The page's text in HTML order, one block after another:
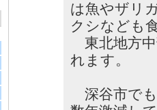
は魚やザリ
クシなども
東北地方中
れます。
深谷市で